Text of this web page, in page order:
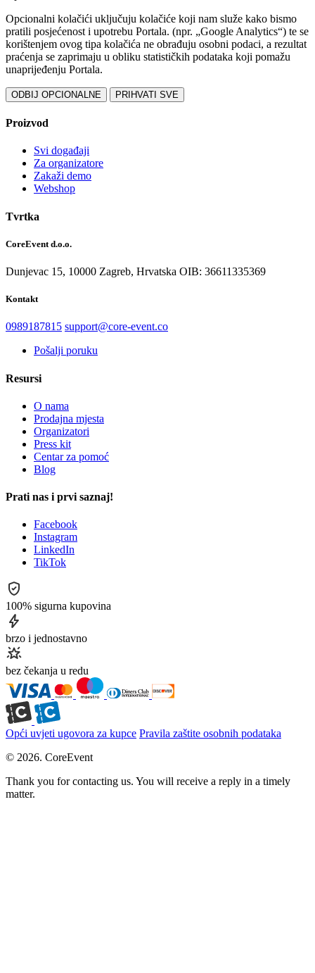
Opcionalni kolačići uključuju kolačiće koji nam služe kako bismo
pratili posjećenost i upotrebu Portala. (npr. „Google Analytics“) te se
korištenjem ovog tipa kolačića ne obrađuju osobni podaci, a rezultat
praćenja se zaprimaju u obliku statističkih podataka koji pomažu
unaprijeđenju Portala.
ODBIJ OPCIONALNE PRIHVATI SVE
Proizvod
Svi događaji
Za organizatore
Zakaži demo
Webshop
Tvrtka
CoreEvent d.o.o.
Dunjevac 15, 10000 Zagreb, Hrvatska OIB: 36611335369
Kontakt
0989187815 support@core-event.co
Pošalji poruku
Resursi
O nama
Prodajna mjesta
Organizatori
Press kit
Centar za pomoć
Blog
Prati nas i prvi saznaj!
Facebook
Instagram
LinkedIn
TikTok
100% sigurna kupovina
brzo i jednostavno
bez čekanja u redu
Opći uvjeti ugovora za kupce Pravila zaštite osobnih podataka
© 2026. CoreEvent
Thank you for contacting us. You will receive a reply in a timely
matter.